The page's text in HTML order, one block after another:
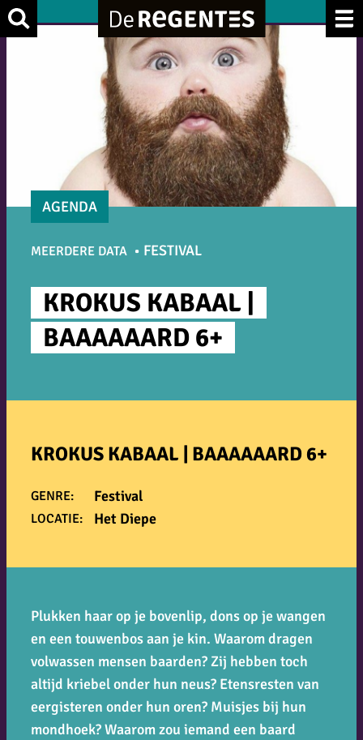
Ga
naar
AGENDA
MEERDERE DATA FESTIVAL
KROKUS KABAAL |
BAAAAAARD 6+
Plukken haar op je bovenlip, dons op je wangen
en een touwenbos aan je kin. Waarom dragen
volwassen mensen baarden? Zij hebben toch
altijd kriebel onder hun neus? Etensresten van
eergisteren onder hun oren? Muisjes bij hun
mondhoek? Waarom zou iemand een baard
KROKUS KABAAL | BAAAAAARD 6+
GENRE: Festival
LOCATIE: Het Diepe